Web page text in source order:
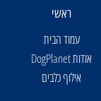
ראשי
עמוד הבית
אודות DogPlanet
אילוף כלבים